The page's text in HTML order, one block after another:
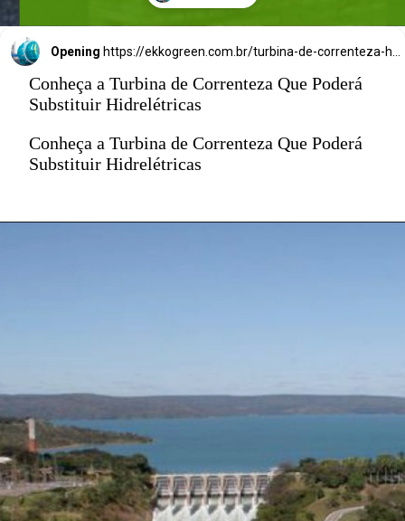
Opening https://ekkogreen.com.br/turbina-de-correnteza-hidreletricas/?utm_source=google&utm_medium=discover&utm_campaign=web-story
Conheça a Turbina de Correnteza Que Poderá
Substituir Hidrelétricas
Conheça a Turbina de Correnteza Que Poderá
Substituir Hidrelétricas